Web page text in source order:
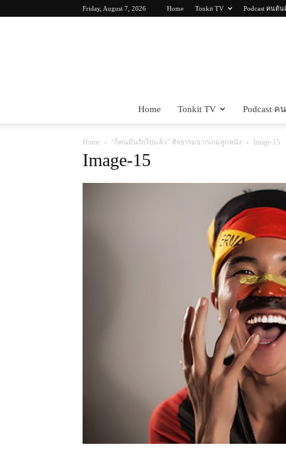
Friday, August 7, 2026 Home Tonkit TV Podcast คนต้
Home Tonkit TV Podcast ค
Home “ก็คนมันรักไปแล้ว” สัจธรรมจากเกมลูกหนัง Image-15
Image-15